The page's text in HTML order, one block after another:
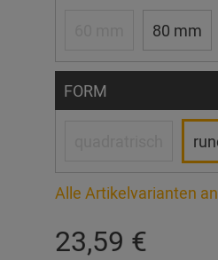
80 mm
FORM
Alle Artikelvarianten
23,59 €